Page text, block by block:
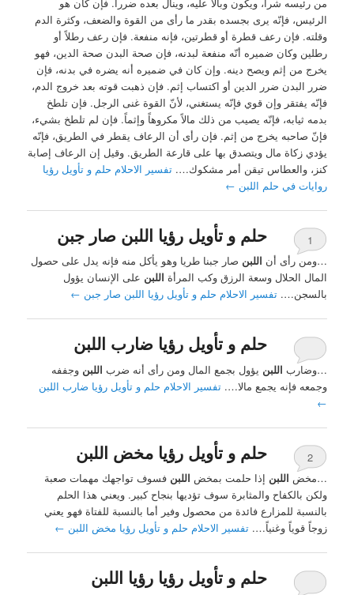
الرئيس، فإنّه يرى بجسده بقدر ما رأى من القوة والضعف، وكثرة الدم
وقلته. فإن رعف قطرة أو قطرتين، فإنه منفعة. فإن رعف رطلاً أو
رطلين وكان ضميره أنّه منفعة لبدنه، فإن صحة البدن صحة الدين، فهو
يخرج من إثم ويصح دينه. وإن كان في ضميره أنه يضره في بدنه، فإن
ضرر البدن ضرر الدين أو اكتساب إثم. فإن ذهبت قوته بعد خروج الدم،
فإنّه يفتقر وإن قوي فإنّه يستغني، لأنّ القوة غنى الرجل. فإن تلطخ
بدمه ثيابه، فإنّه يصيب من ذلك مالاً مكروهاً وإثماً. فإن لم تلطخ بشيء،
فإنّ صاحبه يخرج من إثم. فإن رأى أن الرعاف يقطر في الطريق، فإنّه
يؤدي زكاة مال ويتصدق بها على قارعة الطريق. وقيل إن الرعاف إصابة
كنز، والعطاس تيقن أمر مشكوك….تفسير الاحلام حلم و تأويل رؤيا
روايات في حلم اللبن ←
حلم و تأويل رؤيا اللبن صار جبن
1
…ومن رأى أن اللبن صار جبنا طريا وهو يأكل منه فإنه يدل على حصول
المال الحلال وسعة الرزق وكب المرأة اللبن على الإنسان يؤول
بالسجن….تفسير الاحلام حلم و تأويل رؤيا اللبن صار جبن ←
حلم و تأويل رؤيا ضارب اللبن
…وضارب اللبن يؤول بجمع المال ومن رأى أنه ضرب اللبن وجففه
وجمعه فإنه يجمع مالا….تفسير الاحلام حلم و تأويل رؤيا ضارب اللبن
←
حلم و تأويل رؤيا مخض اللبن
2
…مخض اللبن إذا حلمت بمخض اللبن فسوف تواجهك مهمات صعبة
ولكن بالكفاح والمثابرة سوف تؤديها بنجاح كبير. ويعني هذا الحلم
بالنسبة للمزارع فائدة من محصول وفير أما بالنسبة للفتاة فهو يعني
زوجاً قوياً وغنياً….تفسير الاحلام حلم و تأويل رؤيا مخض اللبن ←
حلم و تأويل رؤيا رؤيا اللبن